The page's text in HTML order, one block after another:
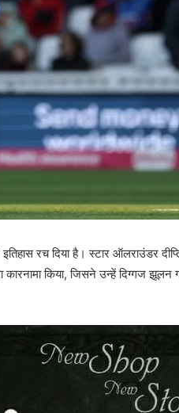
रच दिया है। स्टार ऑलराउंडर
किया, जिसने उन्हें दिग्गज झूलन